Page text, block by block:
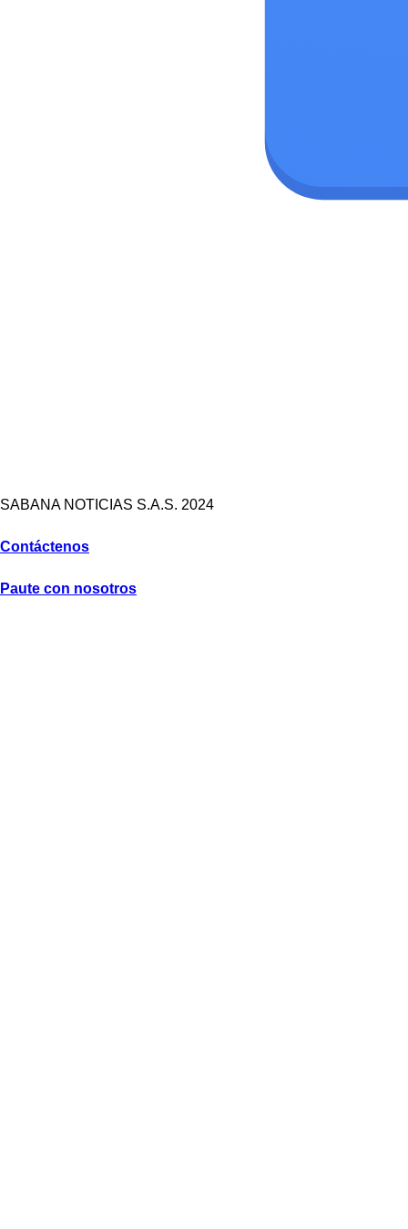
SABANA NOTICIAS S.A.S. 2024
Contáctenos
Paute con nosotros